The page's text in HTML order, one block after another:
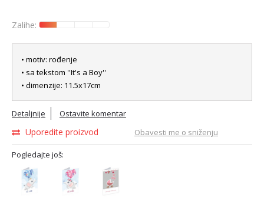
Zalihe:
• motiv: rođenje
• sa tekstom ''It's a Boy''
• dimenzije: 11.5x17cm
Detaljnije Ostavite komentar
Uporedite proizvod Obavesti me o sniženju
Pogledajte još: